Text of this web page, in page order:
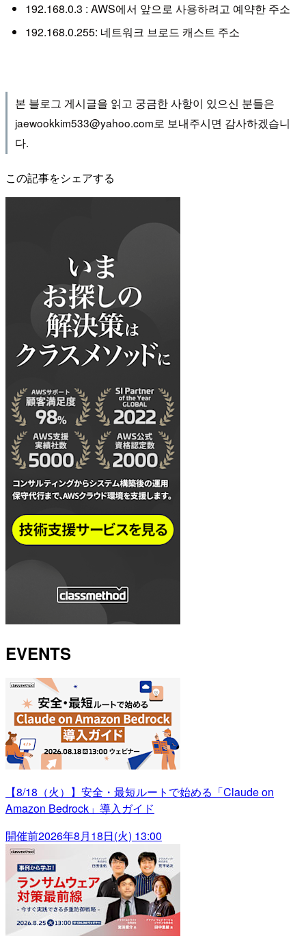
192.168.0.3 : AWS에서 앞으로 사용하려고 예약한 주소
192.168.0.255: 네트워크 브로드 캐스트 주소
본 블로그 게시글을 읽고 궁금한 사항이 있으신 분들은
jaewookkim533@yahoo.com로 보내주시면 감사하겠습니
다.
この記事をシェアする
EVENTS
【8/18（火）】安全・最短ルートで始める「Claude on
Amazon Bedrock」導入ガイド
開催前2026年8月18日(火) 13:00